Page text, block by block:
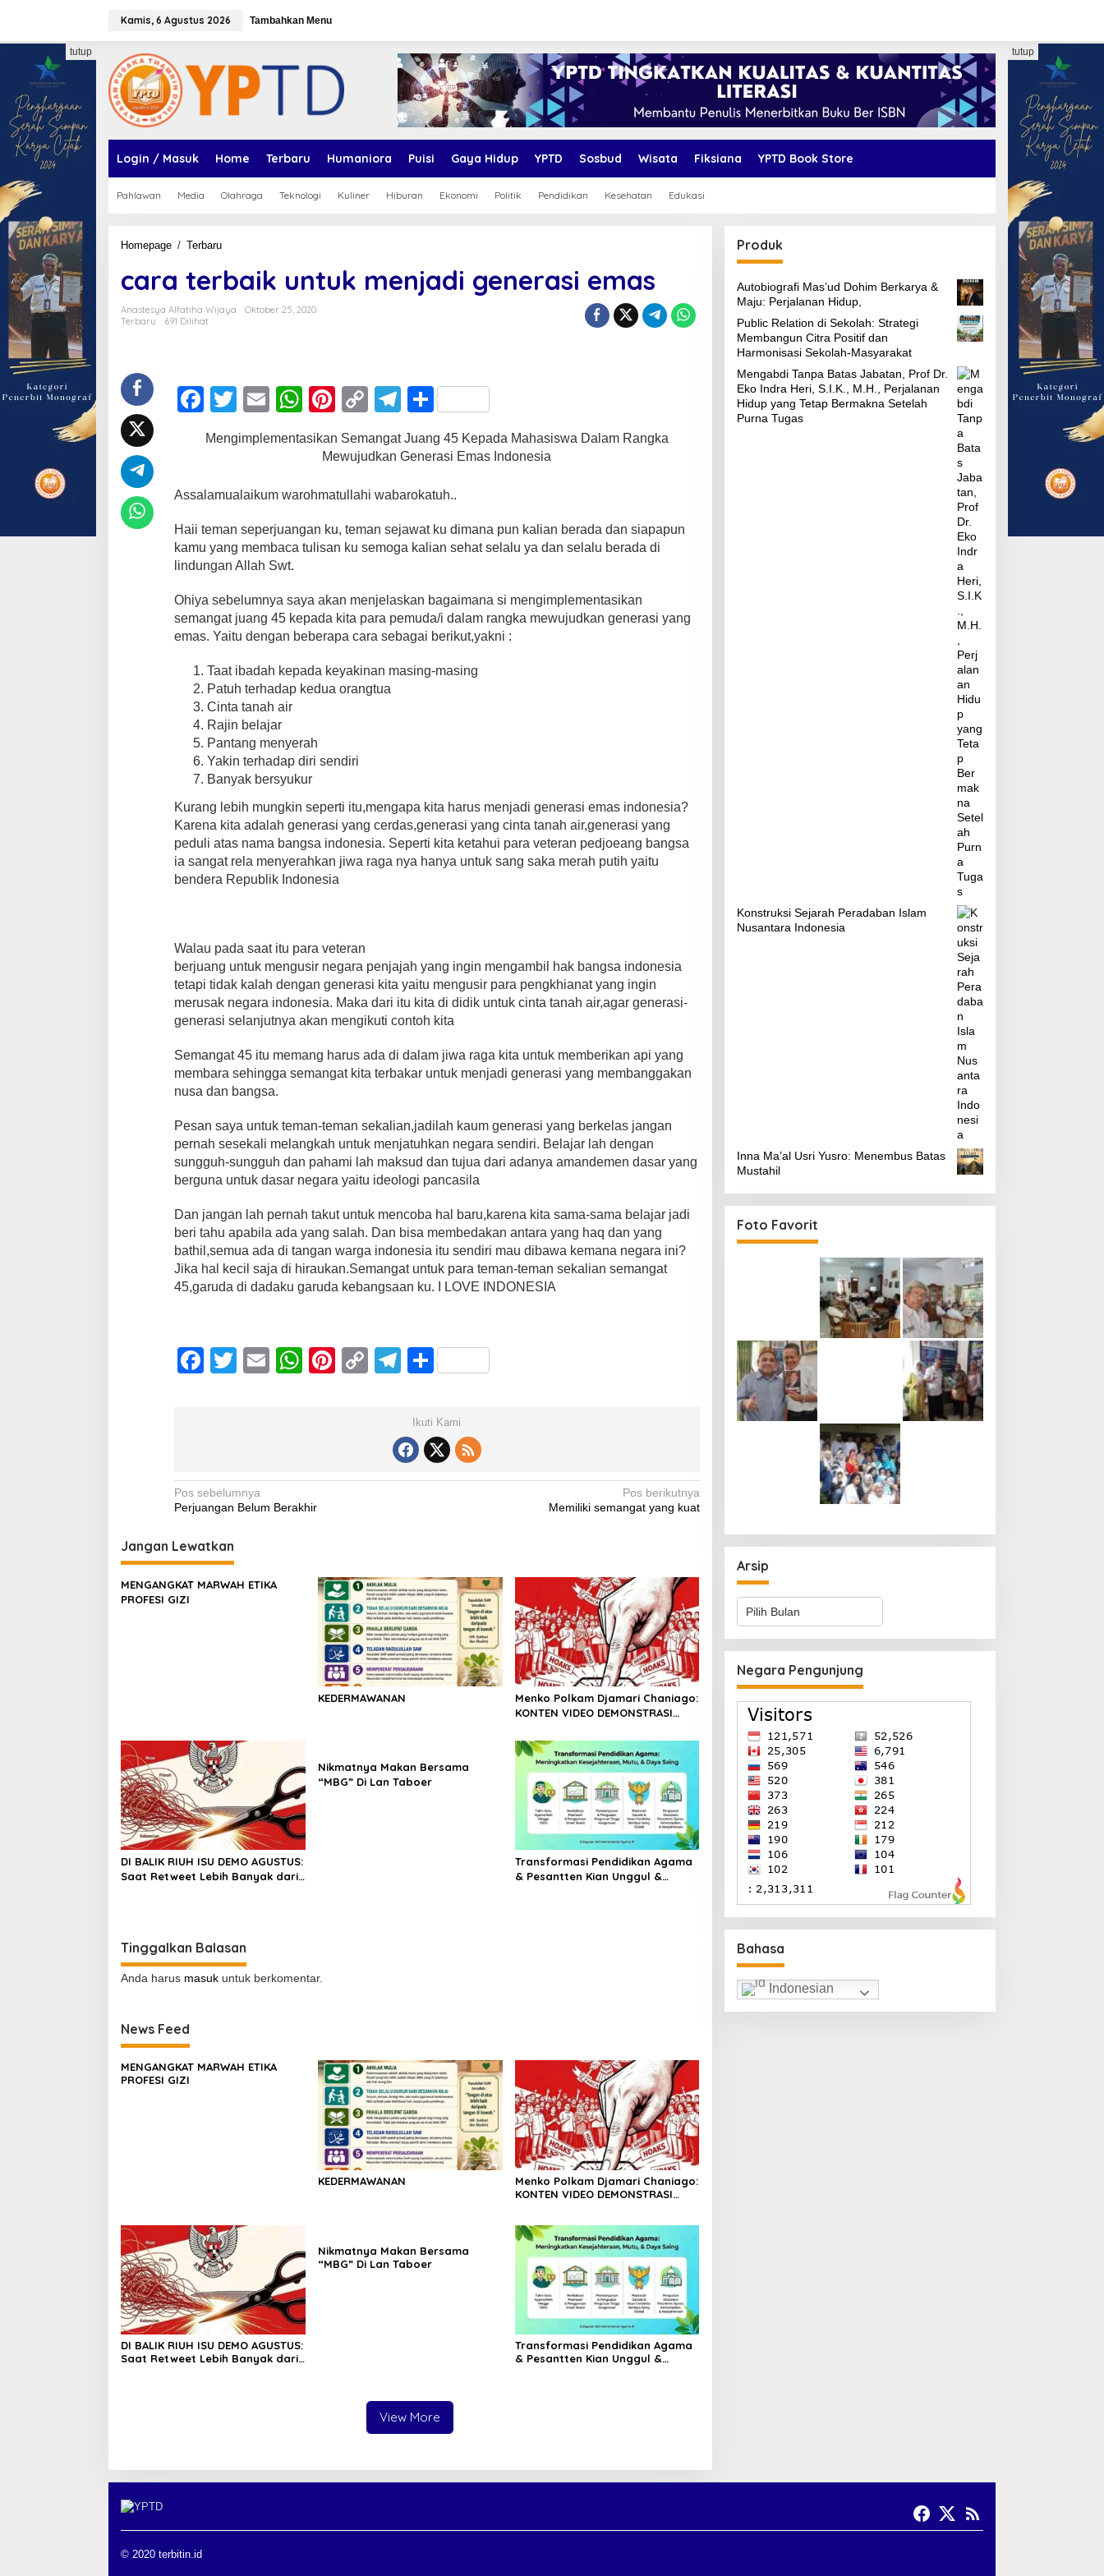
Kamis, 6 Agustus 2026 Tambahkan Menu
Login / Masuk Home Terbaru Humaniora Puisi Gaya Hidup YPTD Sosbud Wisata Fiksiana YPTD Book Store
Pahlawan Media Olahraga Teknologi Kuliner Hiburan Ekonomi Politik Pendidikan Kesehatan Edukasi
tutup tutup
Homepage / Terbarucara
untuk
menjadi
generasi
emas
cara terbaik untuk menjadi generasi emas
Anastesya Alfatiha Wijaya
Oktober 25, 2020
Terbaru
691 Dilihat
F
a
c
b
o
o
T
wi
tt
E
ail
W
h
at
A
p
p
Pi
nt
er
st
C
p
Li
n
k
T
el
e
a
m
S
h
ar
Mengimplementasikan Semangat Juang 45 Kepada Mahasiswa Dalam Rangka
Mewujudkan Generasi Emas Indonesia
Assalamualaikum warohmatullahi wabarokatuh..
Haii teman seperjuangan ku, teman sejawat ku dimana pun kalian berada dan siapapun
kamu yang membaca tulisan ku semoga kalian sehat selalu ya dan selalu berada di
lindungan Allah Swt.
Ohiya sebelumnya saya akan menjelaskan bagaimana si mengimplementasikan
semangat juang 45 kepada kita para pemuda/i dalam rangka mewujudkan generasi yang
emas. Yaitu dengan beberapa cara sebagai berikut,yakni :
Taat ibadah kepada keyakinan masing-masing
Patuh terhadap kedua orangtua
Cinta tanah air
Rajin belajar
Pantang menyerah
Yakin terhadap diri sendiri
Banyak bersyukur
Kurang lebih mungkin seperti itu,mengapa kita harus menjadi generasi emas indonesia?
Karena kita adalah generasi yang cerdas,generasi yang cinta tanah air,generasi yang
peduli atas nama bangsa indonesia. Seperti kita ketahui para veteran pedjoeang bangsa
ia sangat rela menyerahkan jiwa raga nya hanya untuk sang saka merah putih yaitu
bendera Republik Indonesia
Walau pada saat itu para veteran
berjuang untuk mengusir negara penjajah yang ingin mengambil hak bangsa indonesia
tetapi tidak kalah dengan generasi kita yaitu mengusir para pengkhianat yang ingin
merusak negara indonesia. Maka dari itu kita di didik untuk cinta tanah air,agar generasi-
generasi selanjutnya akan mengikuti contoh kita
Semangat 45 itu memang harus ada di dalam jiwa raga kita untuk memberikan api yang
membara sehingga semangat kita terbakar untuk menjadi generasi yang membanggakan
nusa dan bangsa.
Pesan saya untuk teman-teman sekalian,jadilah kaum generasi yang berkelas jangan
pernah sesekali melangkah untuk menjatuhkan negara sendiri. Belajar lah dengan
sungguh-sungguh dan pahami lah maksud dan tujua dari adanya amandemen dasar yang
berguna untuk dasar negara yaitu ideologi pancasila
Dan jangan lah pernah takut untuk mencoba hal baru,karena kita sama-sama belajar jadi
beri tahu apabila ada yang salah. Dan bisa membedakan antara yang haq dan yang
bathil,semua ada di tangan warga indonesia itu sendiri mau dibawa kemana negara ini?
Jika hal kecil saja di hiraukan.Semangat untuk para teman-teman sekalian semangat
45,garuda di dadaku garuda kebangsaan ku. I LOVE INDONESIA
F
o
o
k
T E W
p
p
Pi C
n
T
e
gr
a
m
S
ar
e
Ikuti Kami
Navigasi
pos
Pos sebelumnya
Perjuangan Belum Berakhir
Pos berikutnya
Memiliki semangat yang kuat
Jangan Lewatkan
MENGANGKAT MARWAH ETIKA
PROFESI GIZI
KEDERMAWANAN
Menko Polkam Djamari Chaniago:
KONTEN VIDEO DEMONSTRASI
DI BALIK RIUH ISU DEMO AGUSTUS:
Saat Retweet Lebih Banyak dari
Nikmatnya Makan Bersama
“MBG” Di Lan Taboer
Transformasi Pendidikan Agama
& Pesantten Kian Unggul &
Tinggalkan Balasan
Anda harus masuk untuk berkomentar.
News Feed
MENGANGKAT MARWAH ETIKA
PROFESI GIZI
KEDERMAWANAN
Menko Polkam Djamari Chaniago:
KONTEN VIDEO DEMONSTRASI
DI BALIK RIUH ISU DEMO AGUSTUS:
Saat Retweet Lebih Banyak dari
Nikmatnya Makan Bersama
“MBG” Di Lan Taboer
Transformasi Pendidikan Agama
& Pesantten Kian Unggul &
View More
Produk
Autobiografi Mas’ud Dohim Berkarya &
Maju: Perjalanan Hidup,
Public Relation di Sekolah: Strategi
Membangun Citra Positif dan
Harmonisasi Sekolah-Masyarakat
Mengabdi Tanpa Batas Jabatan, Prof Dr.
Eko Indra Heri, S.I.K., M.H., Perjalanan
Hidup yang Tetap Bermakna Setelah
Purna Tugas
Konstruksi Sejarah Peradaban Islam
Nusantara Indonesia
Inna Ma’al Usri Yusro: Menembus Batas
Mustahil
Foto Favorit
Arsip
Arsip
Negara Pengunjung
Bahasa
Indonesian
© 2020 terbitin.id